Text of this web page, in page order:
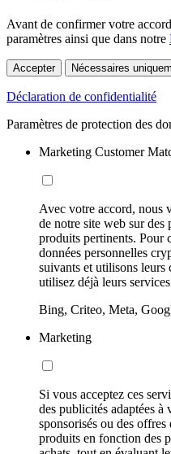
Avant de confirmer votre
paramètres ainsi que dans notre
Accepter Nécessaires
Déclaration de confidentialité
Paramètres de protection des
Marketing Customer
Avec votre accord, nous
de notre site web sur
produits pertinents. Pour
données personnelles
suivants et utilisons
utilisez déjà leurs
Bing, Criteo, Meta,
Marketing
Si vous acceptez ces
des publicités adaptées à
sponsorisés ou des
produits en fonction des